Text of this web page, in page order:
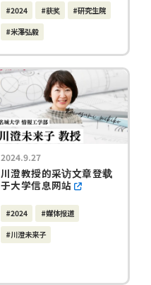
#2024 #获奖 #研究生院
#米澤弘毅
2024.9.27
川澄教授的采访文章登载
于大学信息网站
#2024 #媒体报道
#川澄未来子